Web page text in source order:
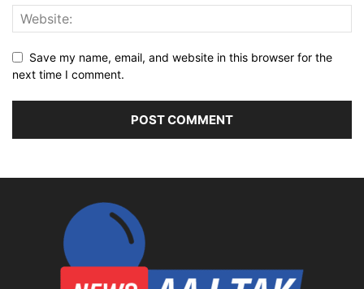
Save my name, email, and website in this browser for the
next time I comment.